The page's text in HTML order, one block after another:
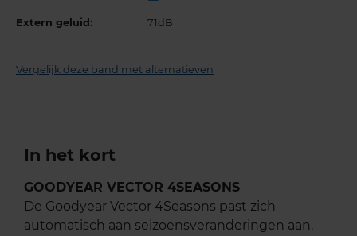
Extern geluid: 71dB
Vergelijk deze band met alternatieven
In het kort
GOODYEAR VECTOR 4SEASONS
De Goodyear Vector 4Seasons past zich
automatisch aan seizoensveranderingen aan.